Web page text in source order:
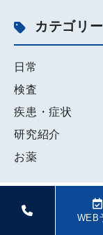
WEB
カテゴリー
日常
検査
疾患・症状
研究紹介
お薬